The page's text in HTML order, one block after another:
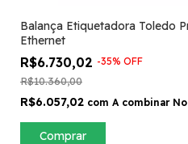
Balança Etiquetadora Toledo
Ethernet
R$6.730,02 -35% OFF
R$10.360,00
R$6.057,02 com A combinar
Comprar